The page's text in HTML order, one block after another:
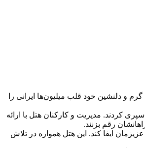
با صدای گرم و دلنشین خود قلب میلیون‌ها ایرانی را
کردند. مدیریت و کارکنان هتل با ارائه
رقم بزنند.
ایفا کند. این هتل همواره در تلاش